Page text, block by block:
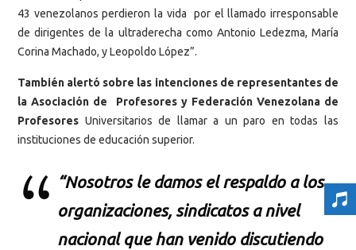
43 venezolanos perdieron la vida por el llamado irresponsable
de dirigentes de la ultraderecha como Antonio Ledezma, María
Corina Machado, y Leopoldo López”.
También alertó sobre las intenciones de representantes de
la Asociación de Profesores y Federación Venezolana de
Profesores Universitarios de llamar a un paro en todas las
instituciones de educación superior.
“Nosotros le damos el respaldo a los
organizaciones, sindicatos a nivel
nacional que han venido discutiendo